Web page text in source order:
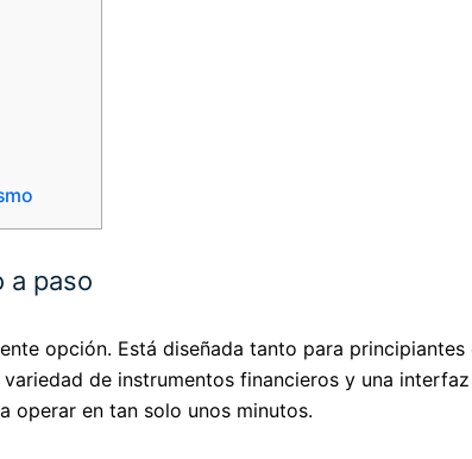
a paso
opción. Está diseñada tanto para
de instrumentos financieros y una
operar en tan solo unos minutos.